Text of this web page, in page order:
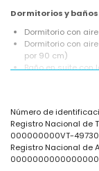
Dormitorios y baños
Dormitorio con
Dormitorio con
por 90 cm)
Baño en suite con
Parcela grande y
Piscina privada
Jardín con grava,
2 terrazas, una
Ducha exterior
Número de
Registro Nacional de
000000000VT-
Registro Nacional de